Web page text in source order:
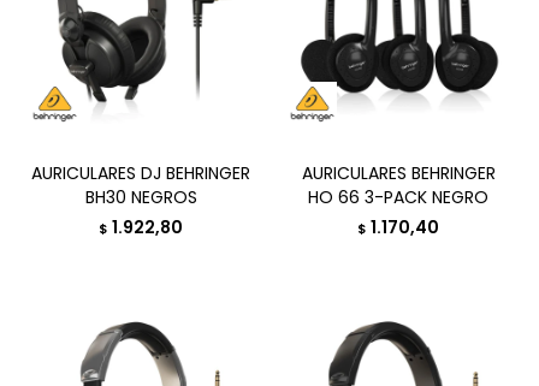
AURICULARES DJ BEHRINGER
BH30 NEGROS
$ 1.922,80
AURICULARES BEHRINGER
HO 66 3-PACK NEGRO
$ 1.170,40